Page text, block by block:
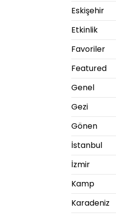
Eskişehir
Etkinlik
Favoriler
Featured
Genel
Gezi
Gönen
İstanbul
İzmir
Kamp
Karadeniz